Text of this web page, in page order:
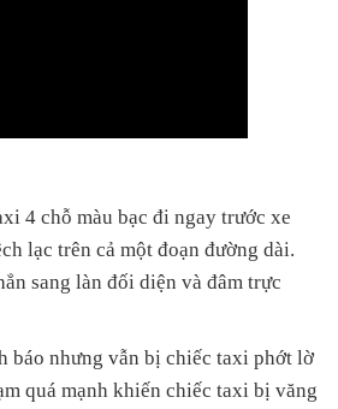
4 chỗ màu bạc đi ngay trước xe
lạc trên cả một đoạn đường dài.
sang làn đối diện và đâm trực
báo nhưng vẫn bị chiếc taxi phớt lờ
quá mạnh khiến chiếc taxi bị văng